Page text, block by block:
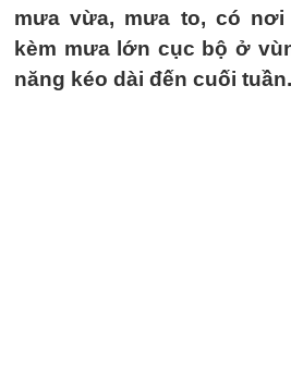
mưa vừa, mưa to, có
kèm mưa lớn cục bộ ở
năng kéo dài đến cuối tuần.